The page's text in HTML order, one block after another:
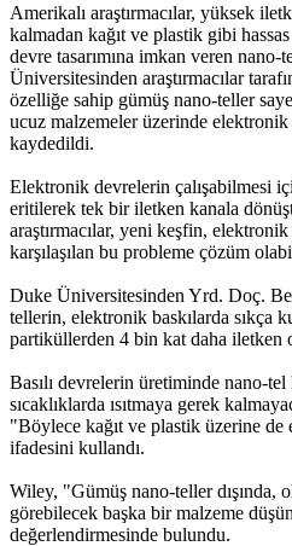
Amerikalı araştırmacılar, yüksek
kalmadan kağıt ve plastik gibi
devre tasarımına imkan veren
Üniversitesinden araştırmacılar
özelliğe sahip gümüş nano-teller
ucuz malzemeler üzerinde
kaydedildi.
Elektronik devrelerin çalışabilmesi
eritilerek tek bir iletken kanala
araştırmacılar, yeni keşfin,
karşılaşılan bu probleme çözüm
Duke Üniversitesinden Yrd. Doç.
tellerin, elektronik baskılarda sıkça
partiküllerden 4 bin kat daha iletken
Basılı devrelerin üretiminde nano-
sıcaklıklarda ısıtmaya gerek
"Böylece kağıt ve plastik üzerine
ifadesini kullandı.
Wiley, "Gümüş nano-teller dışında,
görebilecek başka bir malzeme
değerlendirmesinde bulundu.